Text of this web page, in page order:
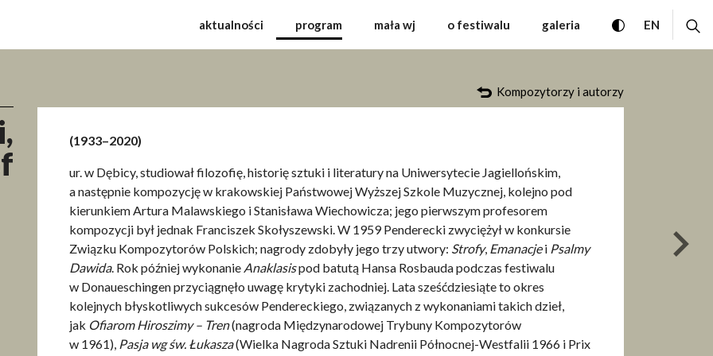
Festiwal Muzyki Współczesnej
aktualności program mała wj o festiwalu galeria przełącz
ENCHANGE
Kompozytorzy i autorzy
(1933–2020)
ur. w Dębicy, studiował filozofię, historię sztuki i literatury na Uniwersytecie Jagiellońskim,
a następnie kompozycję w krakowskiej Państwowej Wyższej Szkole Muzycznej, kolejno pod
kierunkiem Artura Malawskiego i Stanisława Wiechowicza; jego pierwszym profesorem
kompozycji był jednak Franciszek Skołyszewski. W 1959 Penderecki zwyciężył w konkursie
Związku Kompozytorów Polskich; nagrody zdobyły jego trzy utwory: Strofy, Emanacjei Psalmy
Dawida. Rok później wykonanie Anaklasispod batutą Hansa Rosbauda podczas festiwalu
w Donaueschingen przyciągnęło uwagę krytyki zachodniej. Lata sześćdziesiąte to okres
kolejnych błyskotliwych sukcesów Pendereckiego, związanych z wykonaniami takich dzieł,
jak Ofiarom Hiroszimy – Tren(nagroda Międzynarodowej Trybuny Kompozytorów
w 1961), Pasja wg św. Łukasza(Wielka Nagroda Sztuki Nadrenii Północnej-Westfalii 1966 i Prix